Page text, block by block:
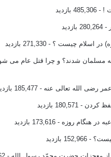
! - 485,306 بازدید
- 280,264 بازدید
در اسلام چیست ؟ - 271,330 بازدید
مسلمان شدند؟ و چرا قتل عام می
رضی الله تعالی عنه - 185,477 بازدید
کردن - 180,571 بازدید
در هنگام روزه - 173,616 بازدید
- 152,966 بازدید